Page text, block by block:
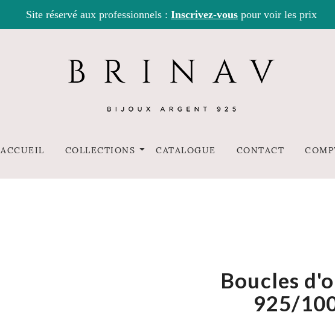
Site réservé aux professionnels : Inscrivez-vous pour voir les prix
ACCUEIL COLLECTIONS CATALOGUE CONTACT
Boucles
925/